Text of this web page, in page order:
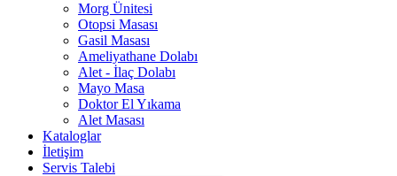
Morg Ünitesi
Otopsi Masası
Gasil Masası
Ameliyathane Dolabı
Alet - İlaç Dolabı
Mayo Masa
Doktor El Yıkama
Alet Masası
Kataloglar
İletişim
Servis Talebi